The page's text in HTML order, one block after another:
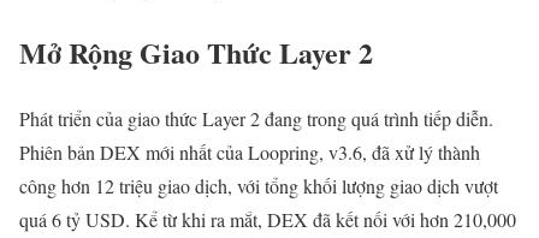
Mở Rộng Giao Thức Layer 2
Phát triển của giao thức Layer 2 đang trong quá trình tiếp diễn.
Phiên bản DEX mới nhất của Loopring, v3.6, đã xử lý thành
công hơn 12 triệu giao dịch, với tổng khối lượng giao dịch vượt
quá 6 tỷ USD. Kể từ khi ra mắt, DEX đã kết nối với hơn 210,000